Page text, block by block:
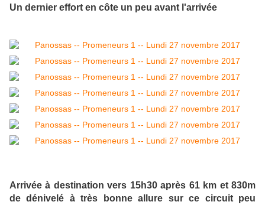
Un dernier effort en côte un peu avant l'arrivée
Arrivée à destination vers 15h30 après 61 km et 830m
de dénivelé à très bonne allure sur ce circuit peu